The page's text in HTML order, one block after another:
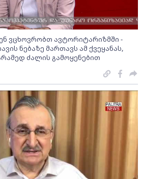
ვცხოვრობთ ავტორიტარიზმში -
ნებაზე მართავს ამ ქვეყანას,
ძალის გამოყენებით